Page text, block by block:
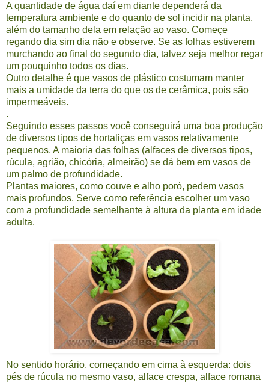
A quantidade de água daí em diante dependerá da
temperatura ambiente e do quanto de sol incidir na planta,
além do tamanho dela em relação ao vaso. Começe
regando dia sim dia não e observe. Se as folhas estiverem
murchando ao final do segundo dia, talvez seja melhor regar
um pouquinho todos os dias.
Outro detalhe é que vasos de plástico costumam manter
mais a umidade da terra do que os de cerâmica, pois são
impermeáveis.
.
Seguindo esses passos você conseguirá uma boa produção
de diversos tipos de hortaliças em vasos relativamente
pequenos. A maioria das folhas (alfaces de diversos tipos,
rúcula, agrião, chicória, almeirão) se dá bem em vasos de
um palmo de profundidade.
Plantas maiores, como couve e alho poró, pedem vasos
mais profundos. Serve como referência escolher um vaso
com a profundidade semelhante à altura da planta em idade
adulta.
No sentido horário, começando em cima à esquerda: dois
pés de rúcula no mesmo vaso, alface crespa, alface romana